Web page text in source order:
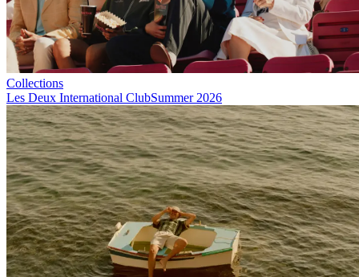
Collections
Les Deux International ClubSummer 2026